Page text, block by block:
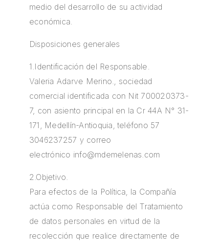
medio del desarrollo de su actividad
económica.
Disposiciones generales
1.Identificación del Responsable.
Valeria Adarve Merino., sociedad
comercial identificada con Nit 700020373-
7, con asiento principal en la Cr 44A N° 31-
171, Medellín-Antioquia, teléfono 57
3046237257 y correo
electrónico info@mdemelenas.com
2.Objetivo.
Para efectos de la Política, la Compañía
actúa como Responsable del Tratamiento
de datos personales en virtud de la
recolección que realice directamente de